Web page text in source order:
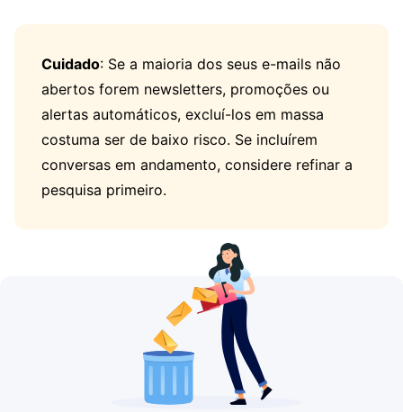
Cuidado: Se a maioria dos seus e-mails não
abertos forem newsletters, promoções ou
alertas automáticos, excluí-los em massa
costuma ser de baixo risco. Se incluírem
conversas em andamento, considere refinar a
pesquisa primeiro.